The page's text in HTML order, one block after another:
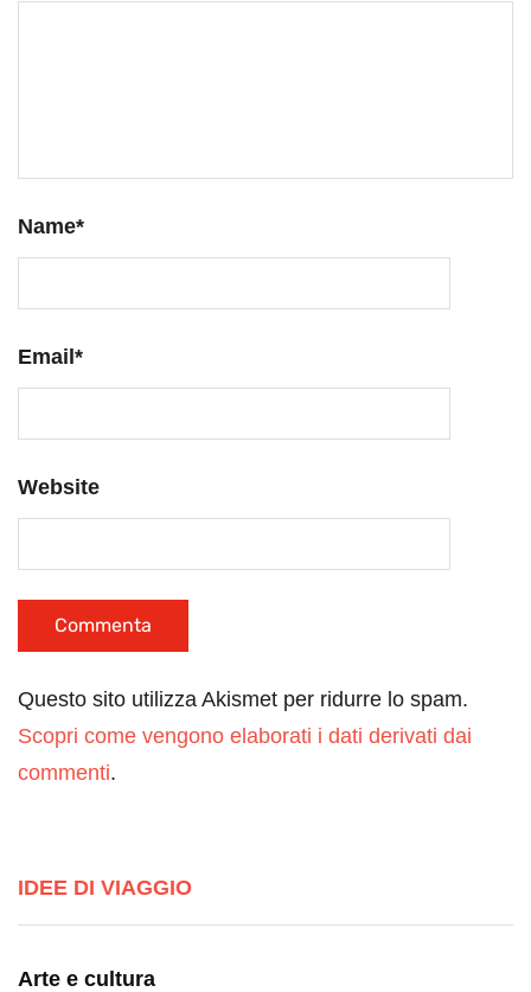
Name*
Email*
Website
Questo sito utilizza Akismet per ridurre lo spam.
Scopri come vengono elaborati i dati derivati dai
commenti.
IDEE DI VIAGGIO
Arte e cultura